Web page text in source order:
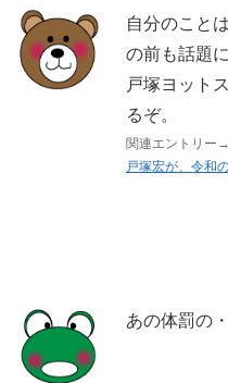
自分のこと
の前も話題
戸塚ヨット
るぞ。
関連エントリー→
戸塚宏が、令和
あの体罰の